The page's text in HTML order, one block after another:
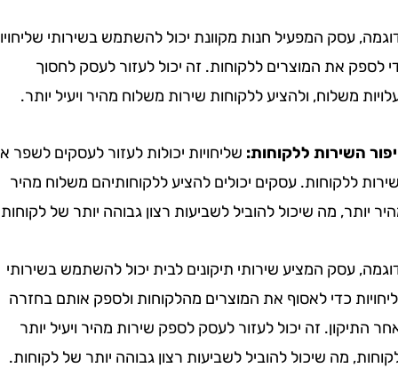
עסק המפעיל חנות מקוונת יכול להשתמש בשירותי שליחויות
את המוצרים ללקוחות. זה יכול לעזור לעסק לחסוך
משלוח, ולהציע ללקוחות שירות משלוח מהיר ויעיל יותר.
ללקוחות:שליחויות יכולות לעזור לעסקים לשפר את
ללקוחות. עסקים יכולים להציע ללקוחותיהם משלוח מהיר
מה שיכול להוביל לשביעות רצון גבוהה יותר של לקוחות.
עסק המציע שירותי תיקונים לבית יכול להשתמש בשירותי
כדי לאסוף את המוצרים מהלקוחות ולספק אותם בחזרה
זה יכול לעזור לעסק לספק שירות מהיר ויעיל יותר
מה שיכול להוביל לשביעות רצון גבוהה יותר של לקוחות.